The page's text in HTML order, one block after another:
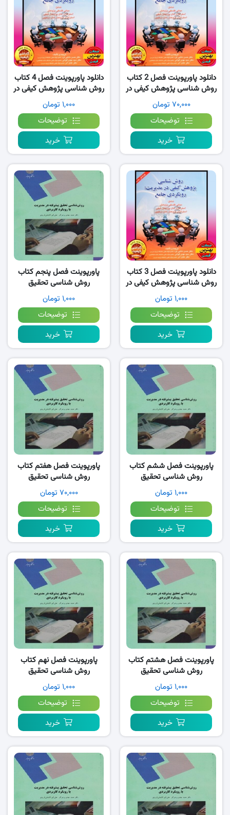
دانلود پاورپوینت فصل 2 کتاب
روش شناسی پژوهش کیفی در
مدیریت رویکردی جامع
۷۰,۰۰۰ تومان
توضیحات
خرید
دانلود پاورپوینت فصل 4 کتاب
روش شناسی پژوهش کیفی در
مدیریت رویکردی جامع
۱,۰۰۰ تومان
توضیحات
خرید
دانلود پاورپوینت فصل 3 کتاب
روش شناسی پژوهش کیفی در
مدیریت رویکردی جامع
۱,۰۰۰ تومان
توضیحات
خرید
پاورپوینت فصل پنجم کتاب
روش شناسی تحقیق
پیشرفته- پرهیزگار
۱,۰۰۰ تومان
توضیحات
خرید
پاورپوینت فصل ششم کتاب
روش شناسی تحقیق
پیشرفته- پرهیزگار
۱,۰۰۰ تومان
توضیحات
خرید
پاورپوینت فصل هفتم کتاب
روش شناسی تحقیق
پیشرفته- پرهیزگار
۷۰,۰۰۰ تومان
توضیحات
خرید
پاورپوینت فصل هشتم کتاب
روش شناسی تحقیق
پیشرفته- پرهیزگار
۱,۰۰۰ تومان
توضیحات
خرید
پاورپوینت فصل نهم کتاب
روش شناسی تحقیق
پیشرفته- پرهیزگار
۱,۰۰۰ تومان
توضیحات
خرید